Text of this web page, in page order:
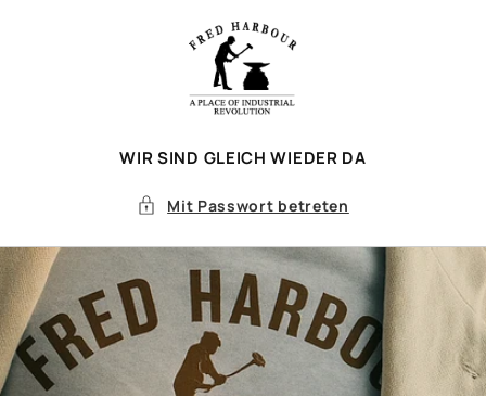
WIR SIND GLEICH WIEDER DA
Mit Passwort betreten